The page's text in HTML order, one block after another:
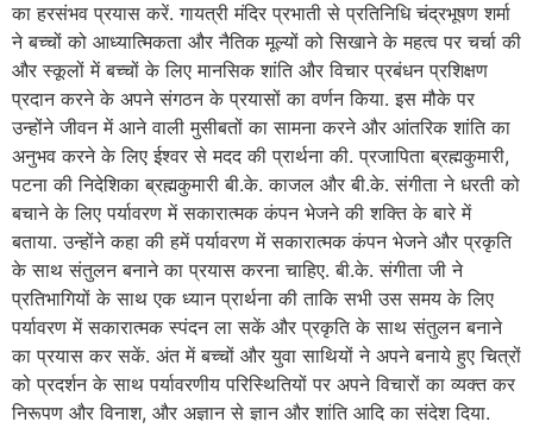
का हरसंभव प्रयास करें. गायत्री मंदिर प्रभाती से प्रतिनिधि चंद्रभूषण शर्मा
ने बच्चों को आध्यात्मिकता और नैतिक मूल्यों को सिखाने के महत्व पर चर्चा की
और स्कूलों में बच्चों के लिए मानसिक शांति और विचार प्रबंधन प्रशिक्षण
प्रदान करने के अपने संगठन के प्रयासों का वर्णन किया. इस मौके पर
उन्होंने जीवन में आने वाली मुसीबतों का सामना करने और आंतरिक शांति का
अनुभव करने के लिए ईश्वर से मदद की प्रार्थना की. प्रजापिता ब्रह्मकुमारी,
पटना की निदेशिका ब्रह्मकुमारी बी.के. काजल और बी.के. संगीता ने धरती को
बचाने के लिए पर्यावरण में सकारात्मक कंपन भेजने की शक्ति के बारे में
बताया. उन्होंने कहा की हमें पर्यावरण में सकारात्मक कंपन भेजने और प्रकृति
के साथ संतुलन बनाने का प्रयास करना चाहिए. बी.के. संगीता जी ने
प्रतिभागियों के साथ एक ध्यान प्रार्थना की ताकि सभी उस समय के लिए
पर्यावरण में सकारात्मक स्पंदन ला सकें और प्रकृति के साथ संतुलन बनाने
का प्रयास कर सकें. अंत में बच्चों और युवा साथियों ने अपने बनाये हुए चित्रों
को प्रदर्शन के साथ पर्यावरणीय परिस्थितियों पर अपने विचारों का व्यक्त कर
निरूपण और विनाश, और अज्ञान से ज्ञान और शांति आदि का संदेश दिया.